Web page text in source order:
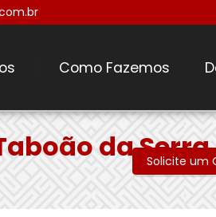
Como Fazemos
da Serra
Solicite um